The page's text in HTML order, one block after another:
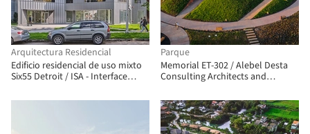
Arquitectura Residencial
Edificio residencial de uso mixto
Six55 Detroit / ISA - Interface
Parque
Memorial ET-302 / Alebel Desta
Consulting Architects and